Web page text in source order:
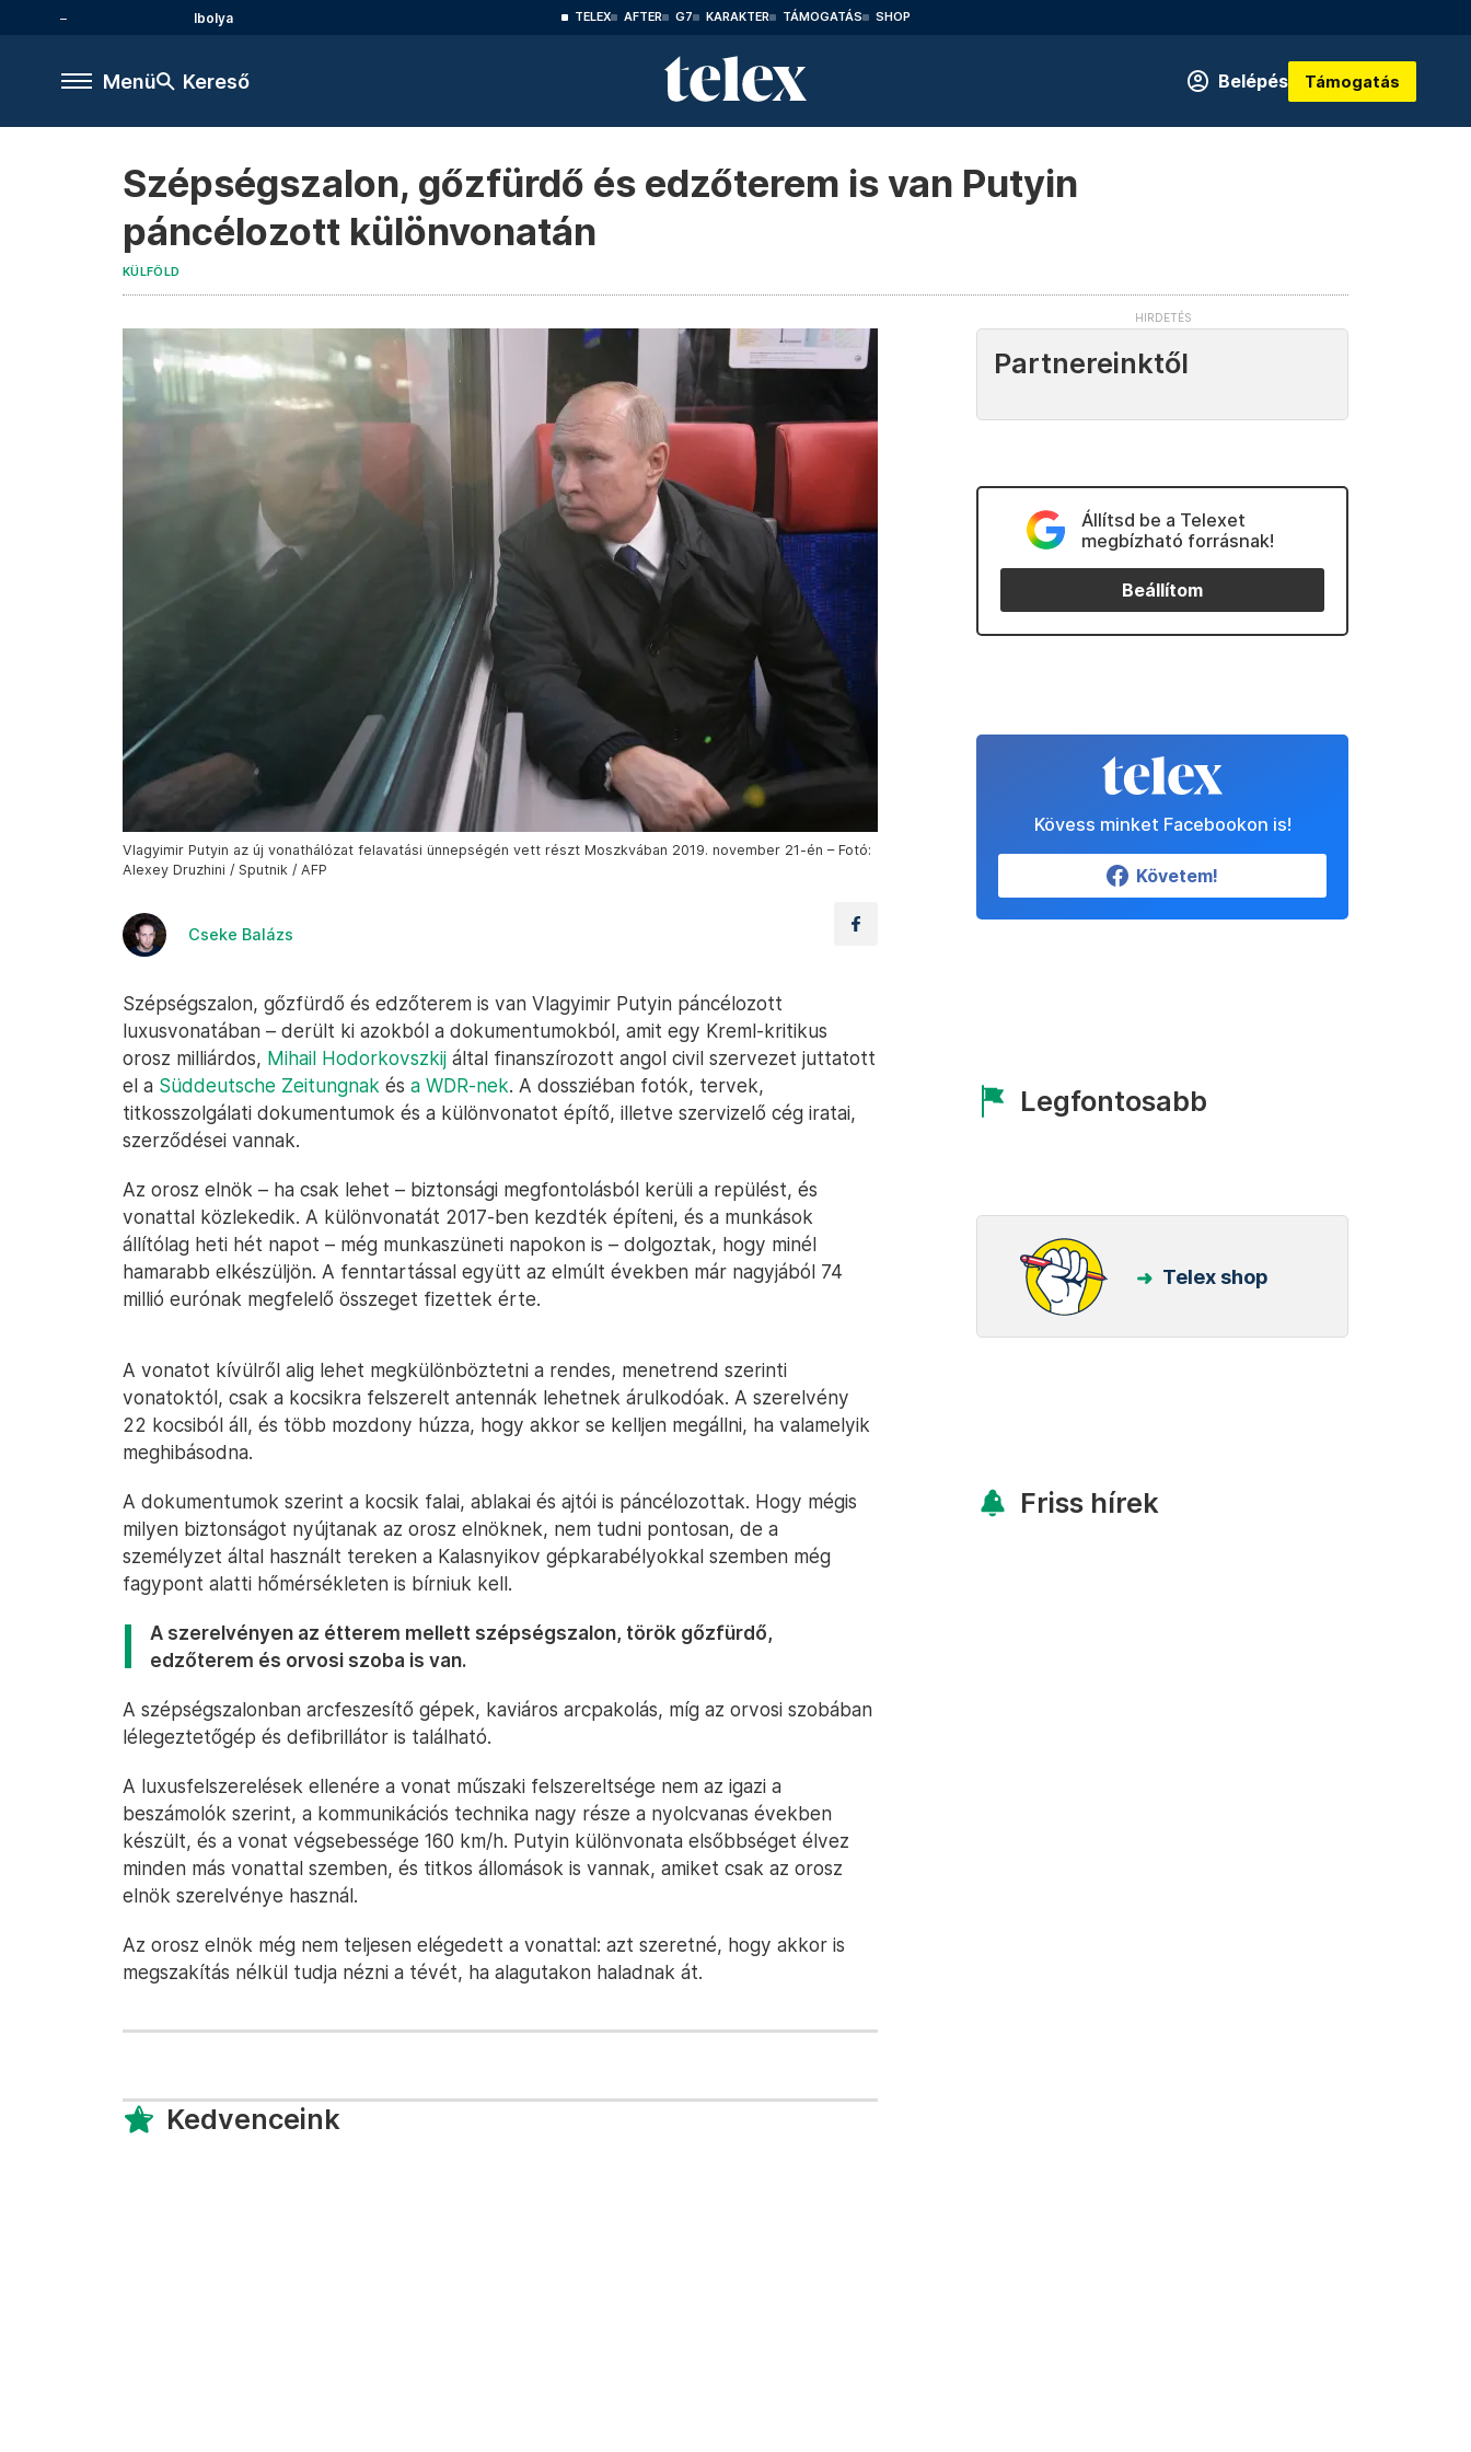
Ibolya TELEX AFTER G7 KARAKTER TÁMOGATÁS SHOP
Menü Kereső Belépés Támogatás
Szépségszalon, gőzfürdő és edzőterem is van Putyin
páncélozott különvonatán
KÜLFÖLD
Vlagyimir Putyin az új vonathálózat felavatási ünnepségén vett részt Moszkvában 2019. november 21-én – Fotó:
Alexey Druzhini / Sputnik / AFP
Cseke Balázs
Szépségszalon, gőzfürdő és edzőterem is van Vlagyimir Putyin páncélozott
luxusvonatában – derült ki azokból a dokumentumokból, amit egy Kreml-kritikus
orosz milliárdos, Mihail Hodorkovszkij által finanszírozott angol civil szervezet juttatott
el a Süddeutsche Zeitungnak és a WDR-nek. A dossziéban fotók, tervek,
titkosszolgálati dokumentumok és a különvonatot építő, illetve szervizelő cég iratai,
szerződései vannak.
Az orosz elnök – ha csak lehet – biztonsági megfontolásból kerüli a repülést, és
vonattal közlekedik. A különvonatát 2017-ben kezdték építeni, és a munkások
állítólag heti hét napot – még munkaszüneti napokon is – dolgoztak, hogy minél
hamarabb elkészüljön. A fenntartással együtt az elmúlt években már nagyjából 74
millió eurónak megfelelő összeget fizettek érte.
A vonatot kívülről alig lehet megkülönböztetni a rendes, menetrend szerinti
vonatoktól, csak a kocsikra felszerelt antennák lehetnek árulkodóak. A szerelvény
22 kocsiból áll, és több mozdony húzza, hogy akkor se kelljen megállni, ha valamelyik
meghibásodna.
A dokumentumok szerint a kocsik falai, ablakai és ajtói is páncélozottak. Hogy mégis
milyen biztonságot nyújtanak az orosz elnöknek, nem tudni pontosan, de a
személyzet által használt tereken a Kalasnyikov gépkarabélyokkal szemben még
fagypont alatti hőmérsékleten is bírniuk kell.
A szerelvényen az étterem mellett szépségszalon, török gőzfürdő,
edzőterem és orvosi szoba is van.
A szépségszalonban arcfeszesítő gépek, kaviáros arcpakolás, míg az orvosi szobában
lélegeztetőgép és defibrillátor is található.
A luxusfelszerelések ellenére a vonat műszaki felszereltsége nem az igazi a
beszámolók szerint, a kommunikációs technika nagy része a nyolcvanas években
készült, és a vonat végsebessége 160 km/h. Putyin különvonata elsőbbséget élvez
minden más vonattal szemben, és titkos állomások is vannak, amiket csak az orosz
elnök szerelvénye használ.
Az orosz elnök még nem teljesen elégedett a vonattal: azt szeretné, hogy akkor is
megszakítás nélkül tudja nézni a tévét, ha alagutakon haladnak át.
Kedvenceink
Partnereinktől
Állítsd be a Telexet
megbízható forrásnak!
Beállítom
Kövess minket Facebookon is!
Követem!
Legfontosabb
Telex shop
Friss hírek